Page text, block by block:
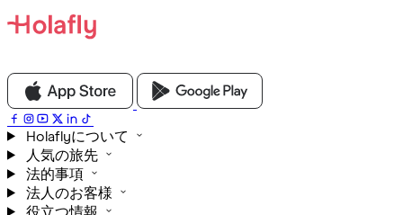
Holaflyについて
人気の旅先
法的事項
法人のお客様
役立つ情報